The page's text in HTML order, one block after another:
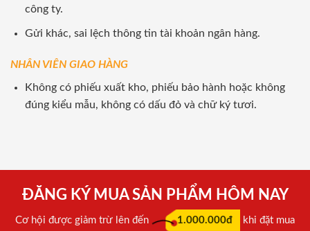
công ty.
Gửi khác, sai lệch thông tin tài khoản ngân hàng.
NHÂN VIÊN GIAO HÀNG
Không có phiếu xuất kho, phiếu bảo hành hoặc không
đúng kiểu mẫu, không có dấu đỏ và chữ ký tươi.
ĐĂNG KÝ MUA SẢN PHẨM HÔM NAY
Cơ hội được giảm trừ lên đến 1.000.000đ
khi đặt mua